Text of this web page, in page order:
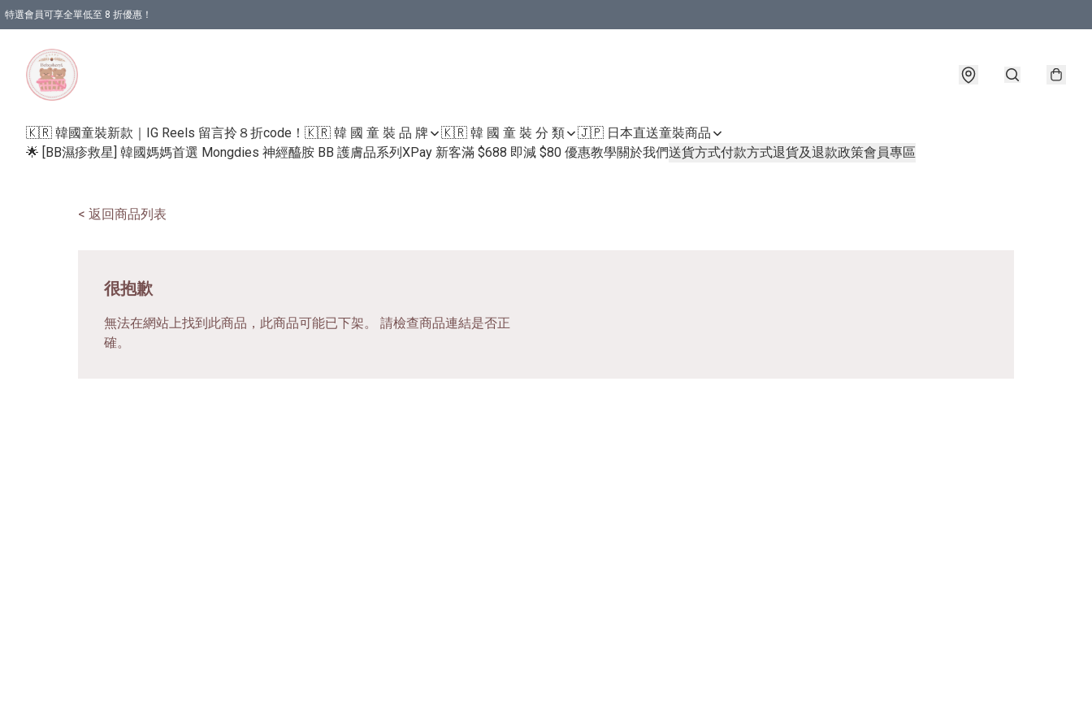
特選會員可享全單低至 8 折優惠！
🇰🇷 韓國童裝新款｜IG Reels 留言拎８折code！ 🇰🇷 韓 國 童 裝 品 牌 🇰🇷 韓 國 童 裝 分 類 🇯🇵 日本直送童裝商品
🌟 [BB濕疹救星] 韓國媽媽首選 Mongdies 神經醯胺 BB 護膚品系列XPay 新客滿 $688 即減 $80 優惠教學關於我們送貨方式付款方式退貨及退款政策會員專區
< 返回商品列表
很抱歉
無法在網站上找到此商品，此商品可能已下架。 請檢查商品連結是否正
確。